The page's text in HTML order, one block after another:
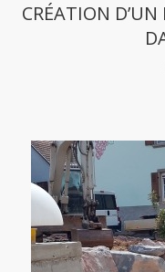
CRÉATION